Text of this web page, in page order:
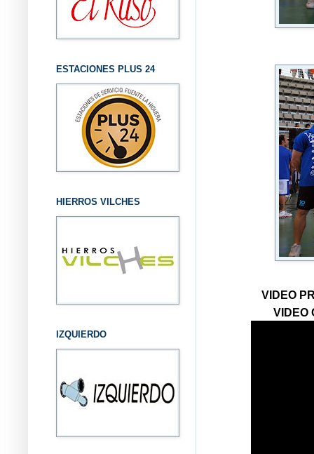
VIDEO
VIDEO
ESTACIONES PLUS 24
HIERROS VILCHES
IZQUIERDO